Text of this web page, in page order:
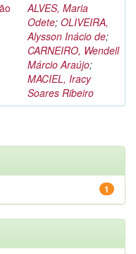
ALVES, Maria
Odete; OLIVEIRA,
Alysson Inácio de;
CARNEIRO, Wendell
Márcio Araújo;
MACIEL, Iracy
Soares Ribeiro
1